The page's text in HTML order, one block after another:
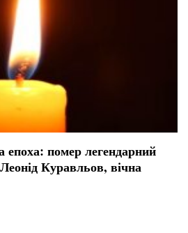
епоха: помер легендарний
Куравльов, вічна